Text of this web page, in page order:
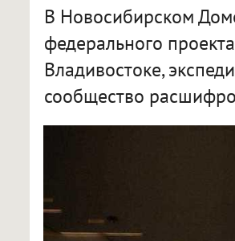
В Новосибирском
федерального
Владивостоке,
сообщество